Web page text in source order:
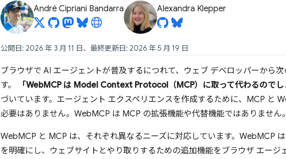
André Cipriani Bandarra Alexandra Klepper
公開日: 2026 年 3 月 11 日、最終更新日: 2026 年 5 月 19 日
ブラウザで AI エージェントが普及するにつれて、ウェブ デベロッパーから
す。
「WebMCP は Model Context Protocol（MCP）に取って代わるのでし
づいています。エージェント エクスペリエンスを作成するために、MCP と
必要はありません。WebMCP は MCP の拡張機能や代替機能ではありません。
WebMCP と MCP は、それぞれ異なるニーズに対応しています。WebMCP
を明確にし、ウェブサイトとやり取りするための追加機能をブラウザ エージ